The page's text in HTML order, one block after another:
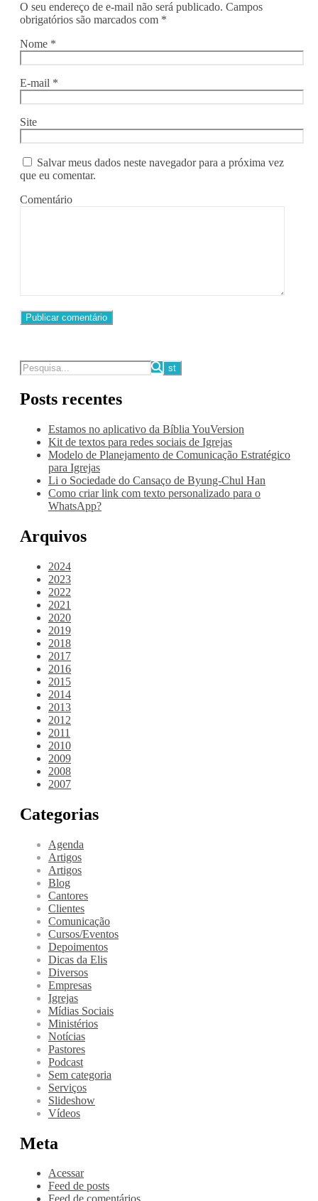
O seu endereço de e-mail não será publicado. Campos
obrigatórios são marcados com *
Nome *
E-mail *
Site
Salvar meus dados neste navegador para a próxima vez
que eu comentar.
Comentário
Posts recentes
Estamos no aplicativo da Bíblia YouVersion
Kit de textos para redes sociais de Igrejas
Modelo de Planejamento de Comunicação Estratégico
para Igrejas
Li o Sociedade do Cansaço de Byung-Chul Han
Como criar link com texto personalizado para o
WhatsApp?
Arquivos
2024
2023
2022
2021
2020
2019
2018
2017
2016
2015
2014
2013
2012
2011
2010
2009
2008
2007
Categorias
Agenda
Artigos
Artigos
Blog
Cantores
Clientes
Comunicação
Cursos/Eventos
Depoimentos
Dicas da Elis
Diversos
Empresas
Igrejas
Mídias Sociais
Ministérios
Notícias
Pastores
Podcast
Sem categoria
Serviços
Slideshow
Vídeos
Meta
Acessar
Feed de posts